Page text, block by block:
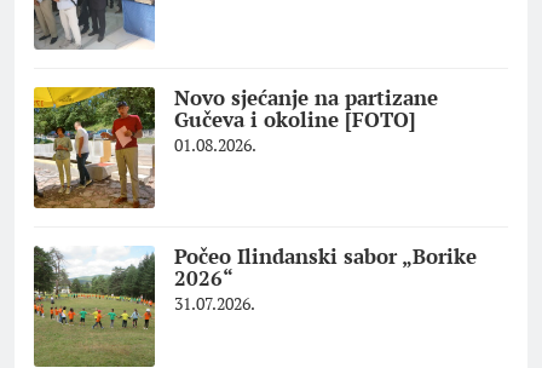
Novo sjećanje na partizane
Gučeva i okoline [FOTO]
01.08.2026.
Počeo Ilindanski sabor „Borike
2026“
31.07.2026.